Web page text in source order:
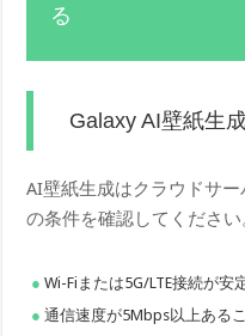
る
Galaxy AI壁紙生
AI壁紙生成はクラウドサ
の条件を確認してください
Wi-Fiまたは5G/LTE接続が安
通信速度が5Mbps以上ある